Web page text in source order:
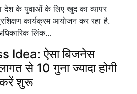
देश के युवाओं के लिए खुद का व्यापर
कार्यक्रम आयोजन कर रहा है.
लिंक…
Idea: ऐसा बिजनेस
से 10 गुना ज्यादा होगी
शुरू